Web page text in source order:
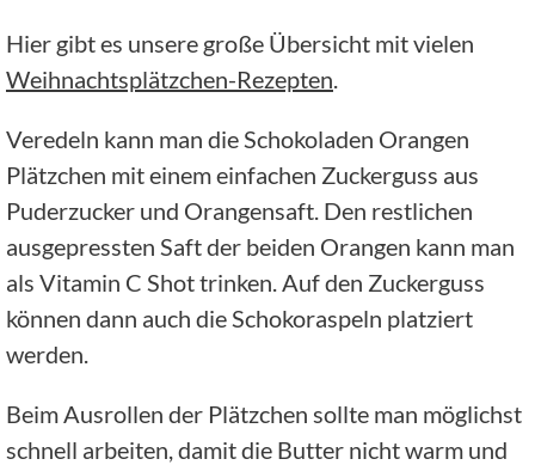
Hier gibt es unsere große Übersicht mit vielen
Weihnachtsplätzchen-Rezepten
Veredeln kann man die Schokoladen Orangen
Plätzchen mit einem einfachen Zuckerguss aus
Puderzucker und Orangensaft. Den restlichen
ausgepressten Saft der beiden Orangen kann man
als Vitamin C Shot trinken. Auf den Zuckerguss
können dann auch die Schokoraspeln platziert
werden.
Beim Ausrollen der Plätzchen sollte man möglichst
schnell arbeiten, damit die Butter nicht warm und